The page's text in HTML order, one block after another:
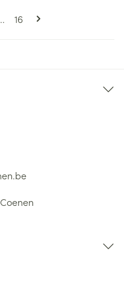
la page
Page
16